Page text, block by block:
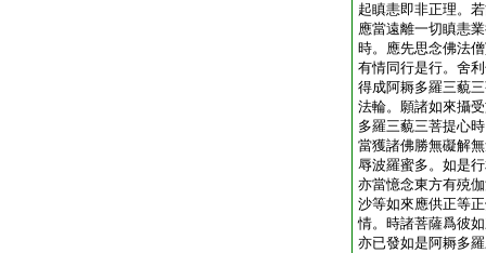
起瞋恚即非正理。
應當遠離一切瞋恚
時。應先思念佛法
有情同行是行。舍
得成阿耨多羅三藐
法輪。願諸如來攝
多羅三藐三菩提心
當獲諸佛勝無礙解
辱波羅蜜多。如是
亦當憶念東方有殑
沙等如來應供正等
情。時諸菩薩爲彼
亦已發如是阿耨多